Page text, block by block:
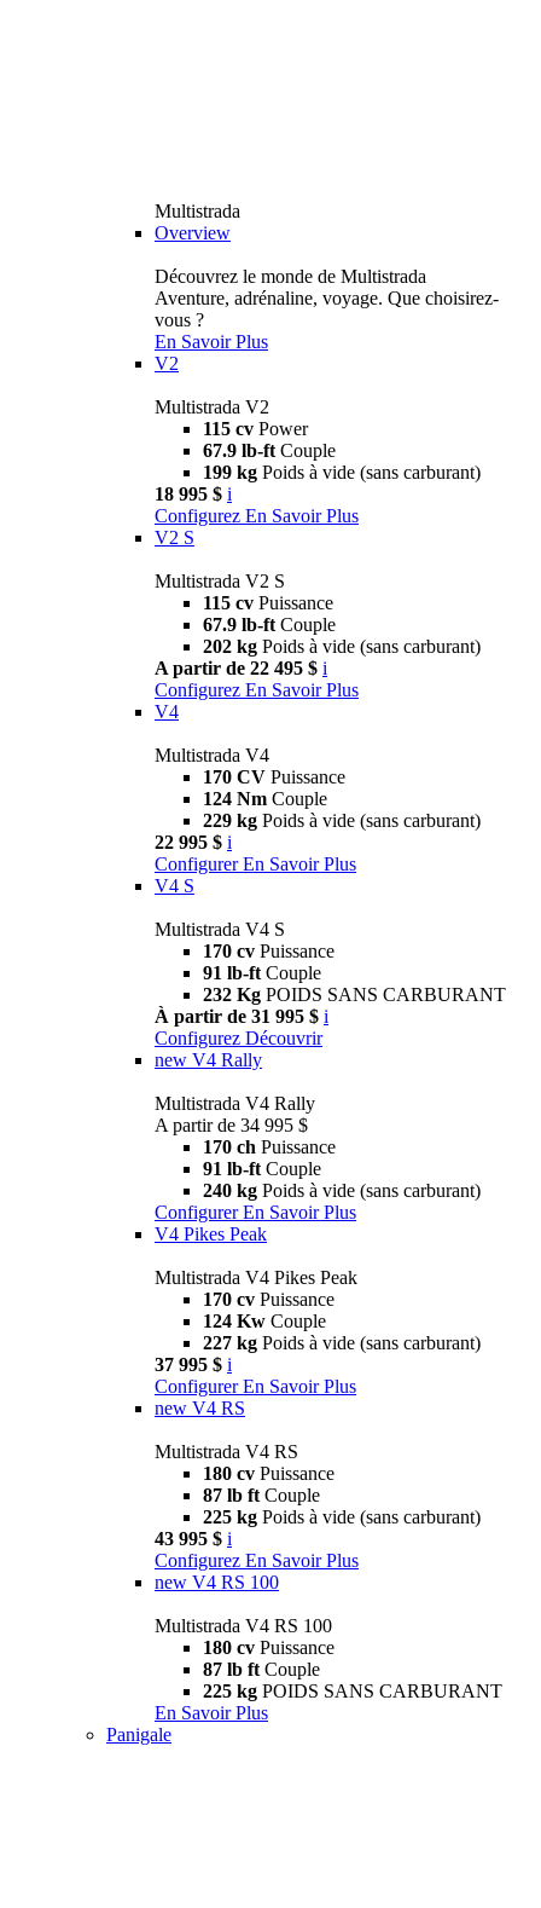
Multistrada
Overview
Découvrez le monde de Multistrada
Aventure, adrénaline, voyage. Que choisirez-
vous ?
En Savoir Plus
V2
Multistrada V2
115 cv Power
67.9 lb-ft Couple
199 kg Poids à vide (sans carburant)
18 995 $ i
Configurez En Savoir Plus
V2 S
Multistrada V2 S
115 cv Puissance
67.9 lb-ft Couple
202 kg Poids à vide (sans carburant)
A partir de 22 495 $ i
Configurez En Savoir Plus
V4
Multistrada V4
170 CV Puissance
124 Nm Couple
229 kg Poids à vide (sans carburant)
22 995 $ i
Configurer En Savoir Plus
V4 S
Multistrada V4 S
170 cv Puissance
91 lb-ft Couple
232 Kg POIDS SANS CARBURANT
À partir de 31 995 $ i
Configurez Découvrir
new V4 Rally
Multistrada V4 Rally
A partir de 34 995 $
170 ch Puissance
91 lb-ft Couple
240 kg Poids à vide (sans carburant)
Configurer En Savoir Plus
V4 Pikes Peak
Multistrada V4 Pikes Peak
170 cv Puissance
124 Kw Couple
227 kg Poids à vide (sans carburant)
37 995 $ i
Configurer En Savoir Plus
new V4 RS
Multistrada V4 RS
180 cv Puissance
87 lb ft Couple
225 kg Poids à vide (sans carburant)
43 995 $ i
Configurez En Savoir Plus
new V4 RS 100
Multistrada V4 RS 100
180 cv Puissance
87 lb ft Couple
225 kg POIDS SANS CARBURANT
En Savoir Plus
Panigale